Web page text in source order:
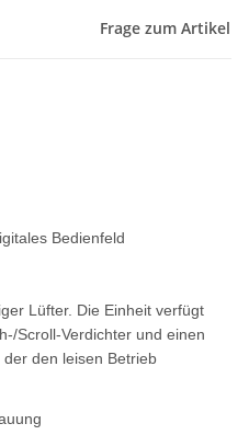
Frage zum Artikel
Bedienfeld
Lüfter. Die Einheit verfügt
Scroll-Verdichter und einen
den leisen Betrieb